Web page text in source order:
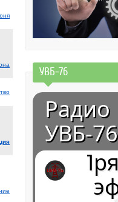
УВБ-76
Радио
УВБ-76